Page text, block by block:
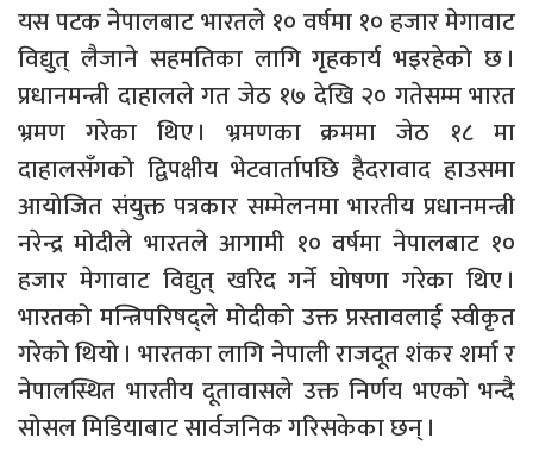
यस पटक नेपालबाट भारतले १० वर्षमा १० हजार मेगावाट
विद्युत् लैजाने सहमतिका लागि गृहकार्य भइरहेको छ ।
प्रधानमन्त्री दाहालले गत जेठ १७ देखि २० गतेसम्म भारत
भ्रमण गरेका थिए । भ्रमणका क्रममा जेठ १८ मा
दाहालसँगको द्विपक्षीय भेटवार्तापछि हैदरावाद हाउसमा
आयोजित संयुक्त पत्रकार सम्मेलनमा भारतीय प्रधानमन्त्री
नरेन्द्र मोदीले भारतले आगामी १० वर्षमा नेपालबाट १०
हजार मेगावाट विद्युत् खरिद गर्ने घोषणा गरेका थिए ।
भारतको मन्त्रिपरिषद्ले मोदीको उक्त प्रस्तावलाई स्वीकृत
गरेको थियो । भारतका लागि नेपाली राजदूत शंकर शर्मा र
नेपालस्थित भारतीय दूतावासले उक्त निर्णय भएको भन्दै
सोसल मिडियाबाट सार्वजनिक गरिसकेका छन् ।